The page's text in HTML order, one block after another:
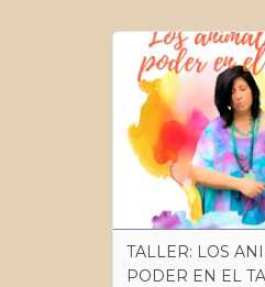
TALLER: LOS ANIMALES DE
PODER EN EL